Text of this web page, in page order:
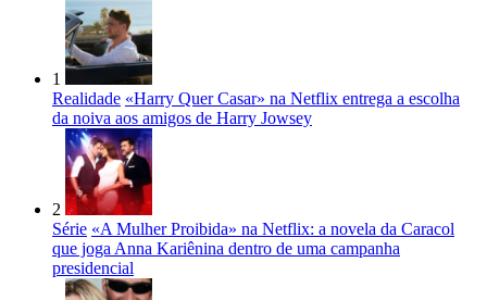
1
Realidade «Harry Quer Casar» na Netflix entrega a escolha
da noiva aos amigos de Harry Jowsey
2
Série «A Mulher Proibida» na Netflix: a novela da Caracol
que joga Anna Kariênina dentro de uma campanha
presidencial